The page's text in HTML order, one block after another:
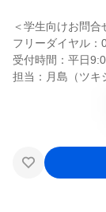
＜学生向けお問合
フリーダイヤル
受付時間：平日
担当：月島（ツキ